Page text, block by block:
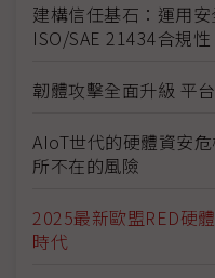
建構信任基石：運用
ISO/SAE 21434合規性
韌體攻擊全面升級 平
AIoT世代的硬體資安
所不在的風險
2025最新歐盟RED硬
時代